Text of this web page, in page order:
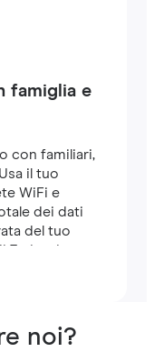
famiglia e
con familiari,
il tuo
WiFi e
dei dati
del tuo
7 giorni
noi?